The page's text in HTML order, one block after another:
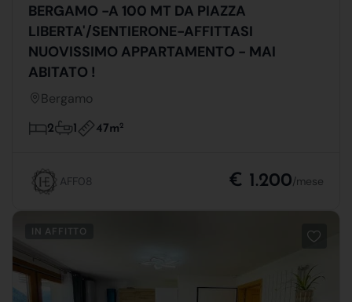
BERGAMO -A 100 MT DA PIAZZA
LIBERTA'/SENTIERONE-AFFITTASI
NUOVISSIMO APPARTAMENTO - MAI
ABITATO !
Bergamo
2 1 47m2
AFF08 € 1.200/mese
IN AFFITTO